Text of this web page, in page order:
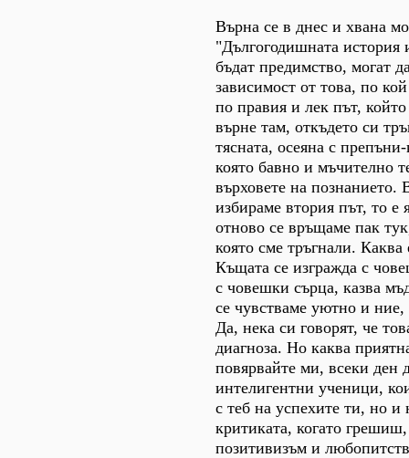
Върна се в днес и хвана
"Дългогодишната история
бъдат предимство, могат
зависимост от това, по
по правия и лек път,
върне там, откъдето си
тясната, осеяна с
която бавно и мъчително
върховете на познанието.
избираме втория път, то
отново се връщаме пак
която сме тръгнали. Каква
Къщата се изгражда с
с човешки сърца, казва
се чувстваме уютно и
Да, нека си говорят, че
диагноза. Но каква
повярвайте ми, всеки ден
интелигентни ученици,
с теб на успехите ти, но и
критиката, когато
позитивизъм и